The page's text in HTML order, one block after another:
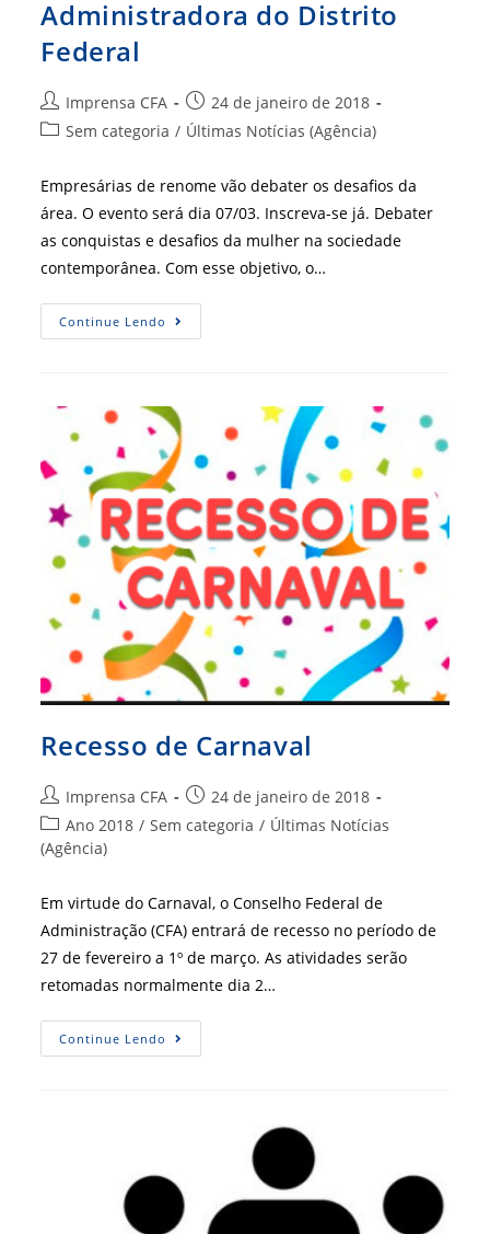
Manhã
No
Administradora do Distrito
Federal
Autor
do
Imprensa CFA
Post
publicado:
24 de janeiro de 2018
Categoria
post:
Sem categoria / Últimas Notícias (Agência)
Empresárias de renome vão debater os desafios da
área. O evento será dia 07/03. Inscreva-se já. Debater
as conquistas e desafios da mulher na sociedade
contemporânea. Com esse objetivo, o…
Continue Lendo
CRA-
Da
Mulher
Empresária
E
Administradora
Do
Distrito
Federal
Recesso de Carnaval
Autor
do
post:
Imprensa CFA
Post
publicado:
24 de janeiro de 2018
Categoria
do
Ano 2018 / Sem categoria / Últimas Notícias
(Agência)
Em virtude do Carnaval, o Conselho Federal de
Administração (CFA) entrará de recesso no período de
27 de fevereiro a 1º de março. As atividades serão
retomadas normalmente dia 2…
Continue Lendo Recesso
De